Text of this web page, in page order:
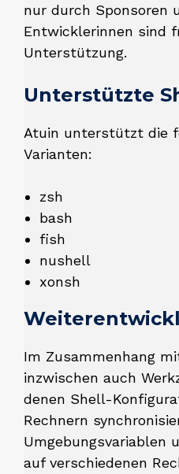
nur durch Sponsoren
Entwicklerinnen sind
Unterstützung.
Unterstützte
Atuin unterstützt die
Varianten:
zsh
bash
fish
nushell
xonsh
Im Zusammenhang
inzwischen auch
denen Shell-
Rechnern
Umgebungsvariablen
auf verschiedenen